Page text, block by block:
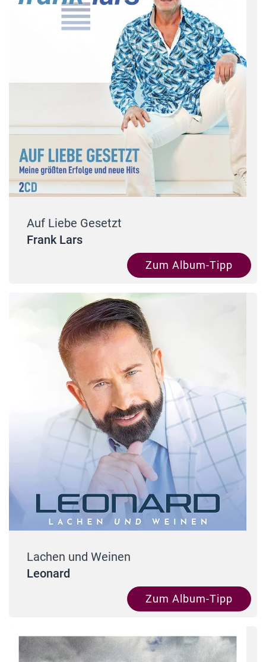
Auf Liebe Gesetzt
Frank Lars
Zum Album-Tipp
Lachen und Weinen
Leonard
Zum Album-Tipp